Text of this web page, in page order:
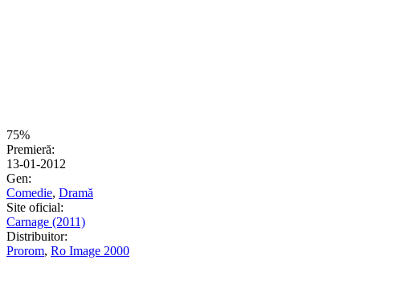
75%
Premieră:
13-01-2012
Gen:
Comedie, Dramă
Site oficial:
Carnage (2011)
Distribuitor:
Prorom, Ro Image 2000